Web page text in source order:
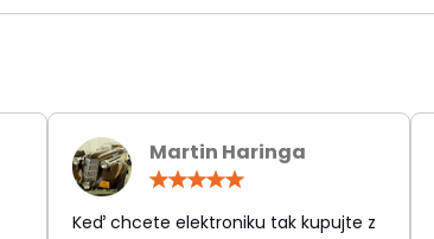
Martin Haringa
/
Keď chcete elektroniku tak kupujte z